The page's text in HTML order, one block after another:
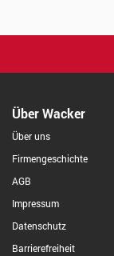
Über Wacker
Über uns
Firmengeschichte
AGB
Impressum
Datenschutz
Barrierefreiheit